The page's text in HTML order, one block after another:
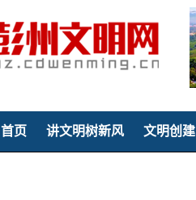
首页 讲文明树新风 文明创建